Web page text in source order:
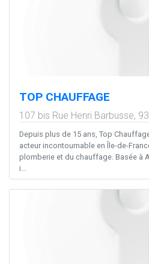
TOP CHAUFFAGE
107 bis Rue Henri Barbusse,
Depuis plus de 15 ans, Top
acteur incontournable en Île-de-
plomberie et du chauffage. Basée à
i...